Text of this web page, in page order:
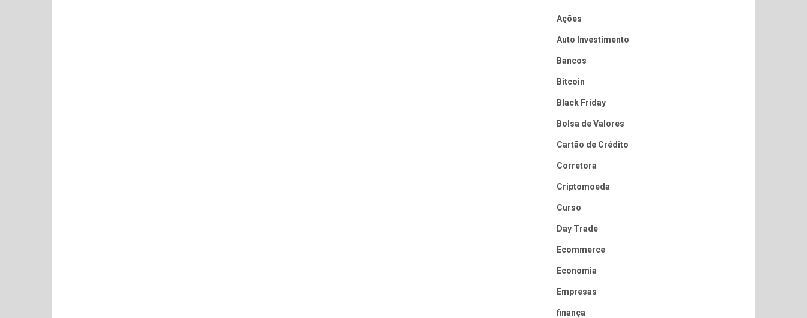
Ações
Auto Investimento
Bancos
Bitcoin
Black Friday
Bolsa de Valores
Cartão de Crédito
Corretora
Criptomoeda
Curso
Day Trade
Ecommerce
Economia
Empresas
finança